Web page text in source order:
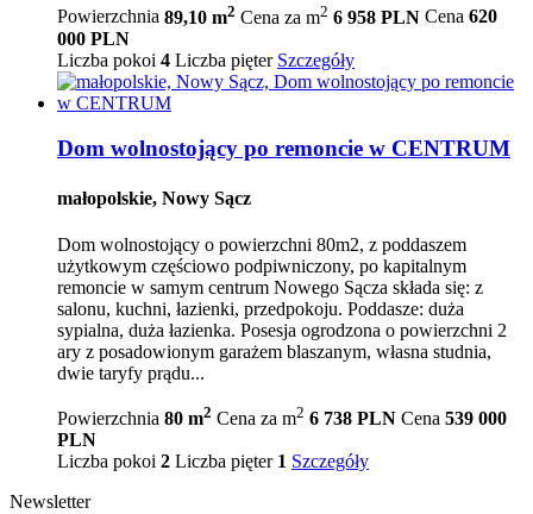
Powierzchnia 89,10 m2 Cena za m2 6 958 PLN Cena 620
000 PLN
Liczba pokoi 4 Liczba pięter Szczegóły
Dom wolnostojący po remoncie w CENTRUM
małopolskie, Nowy Sącz
Dom wolnostojący o powierzchni 80m2, z poddaszem
użytkowym częściowo podpiwniczony, po kapitalnym
remoncie w samym centrum Nowego Sącza składa się: z
salonu, kuchni, łazienki, przedpokoju. Poddasze: duża
sypialna, duża łazienka. Posesja ogrodzona o powierzchni 2
ary z posadowionym garażem blaszanym, własna studnia,
dwie taryfy prądu...
Powierzchnia 80 m2 Cena za m2 6 738 PLN Cena 539 000
PLN
Liczba pokoi 2 Liczba pięter 1 Szczegóły
Newsletter